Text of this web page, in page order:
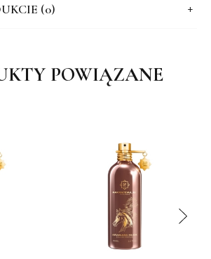
(0)
POWIĄZANE